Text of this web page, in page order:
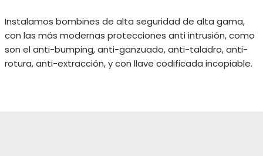
Instalamos bombines de alta seguridad de alta gama,
con las más modernas protecciones anti intrusión, como
son el anti-bumping, anti-ganzuado, anti-taladro, anti-
rotura, anti-extracción, y con llave codificada incopiable.